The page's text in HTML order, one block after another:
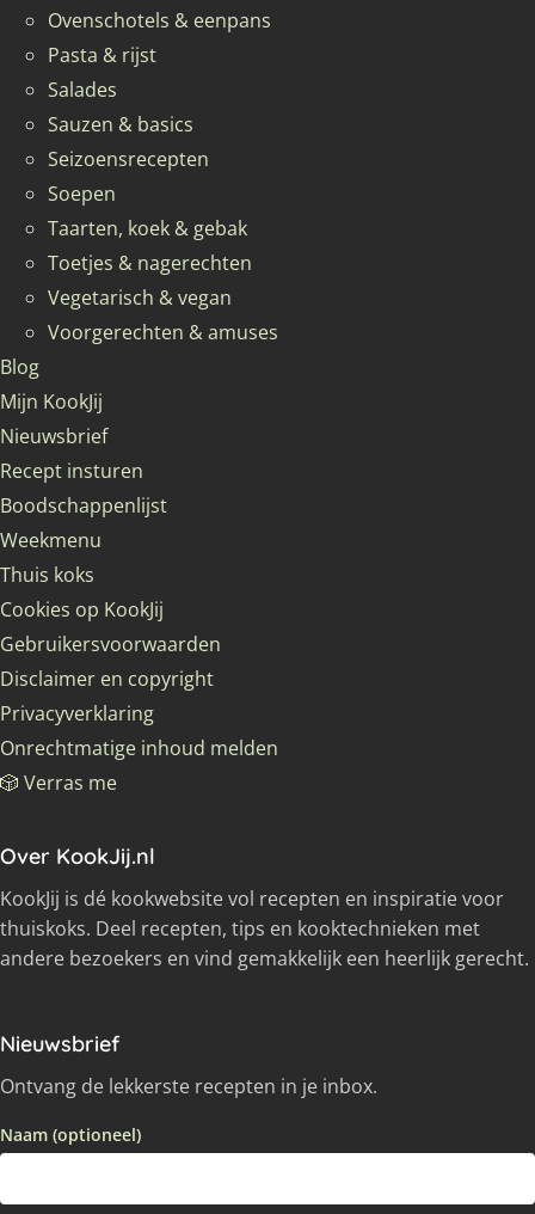
Ovenschotels & eenpans
Pasta & rijst
Salades
Sauzen & basics
Seizoensrecepten
Soepen
Taarten, koek & gebak
Toetjes & nagerechten
Vegetarisch & vegan
Voorgerechten & amuses
Blog
Mijn KookJij
Nieuwsbrief
Recept insturen
Boodschappenlijst
Weekmenu
Thuis koks
Cookies op KookJij
Gebruikersvoorwaarden
Disclaimer en copyright
Privacyverklaring
Onrechtmatige inhoud melden
🎲 Verras me
Over KookJij.nl
KookJij is dé kookwebsite vol recepten en inspiratie voor
thuiskoks. Deel recepten, tips en kooktechnieken met
andere bezoekers en vind gemakkelijk een heerlijk gerecht.
Nieuwsbrief
Ontvang de lekkerste recepten in je inbox.
Naam (optioneel)